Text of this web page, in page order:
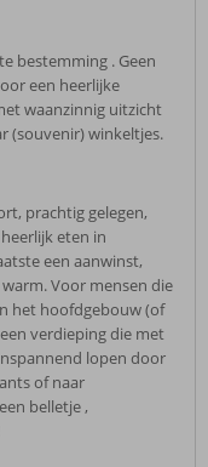
bestemming . Geen
een heerlijke
waanzinnig uitzicht
(souvenir) winkeltjes.
prachtig gelegen,
eten in
een aanwinst,
Voor mensen die
het hoofdgebouw (of
verdieping die met
lopen door
of naar
belletje ,